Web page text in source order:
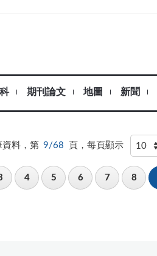
期刊論文 地圖 新聞
資料，第 9/68 頁，每頁顯示
4 5 6 7 8